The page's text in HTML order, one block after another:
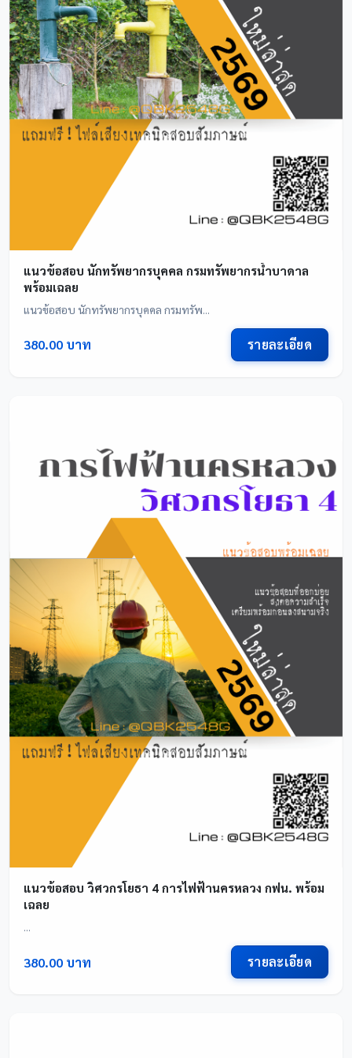
แนวข้อสอบ นักทรัพยากรบุคคล กรมทรัพยากรน้ำบาดาล
พร้อมเฉลย
แนวข้อสอบ นักทรัพยากรบุคคล กรมทรัพ...
380.00 บาท รายละเอียด
แนวข้อสอบ วิศวกรโยธา 4 การไฟฟ้านครหลวง กฟน. พร้อม
เฉลย
...
380.00 บาท รายละเอียด